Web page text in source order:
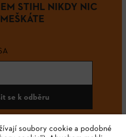
STIHL NIKDY NIC
se k odběru
soubory cookie a podobné